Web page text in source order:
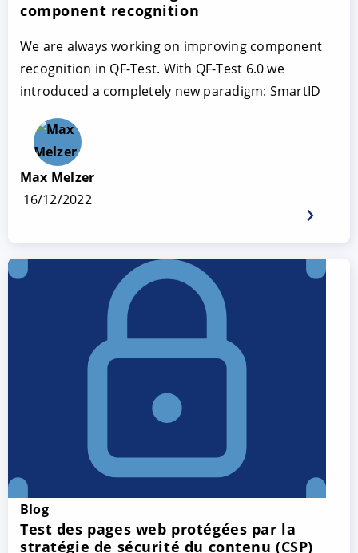
component recognition
We are always working on improving component
recognition in QF-Test. With QF-Test 6.0 we
introduced a completely new paradigm: SmartID
Max Melzer
16/12/2022
Blog
Test des pages web protégées par la
stratégie de sécurité du contenu (CSP)